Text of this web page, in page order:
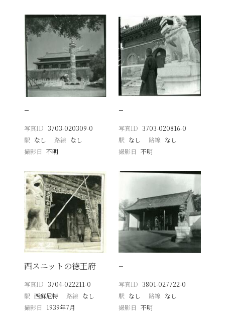
−
写真ID 3703-020309-0
駅 なし 路線 なし
撮影日
不明
−
写真ID 3703-020816-0
駅 なし 路線 なし
撮影日 不明
西スニットの徳王府
写真ID 3704-022211-0
駅 西蘇尼特 路線 なし
撮影日
1939年7月
−
写真ID 3801-027722-0
駅 なし 路線 なし
撮影日 不明